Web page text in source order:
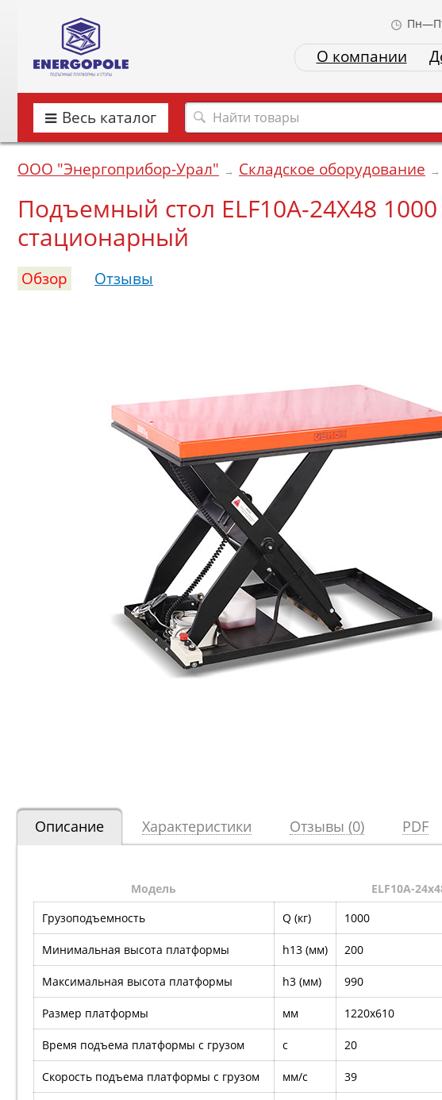
О компании
Весь каталог
ООО "Энергоприбор-Урал" → Складское оборудование →
Подъемный стол ELF10A-24X48 1000
стационарный
Обзор Отзывы
Описание Характеристики Отзывы (0) PDF
Модель
ELF10A-
Грузоподъемность
Q (кг) 1000
Минимальная высота платформы h13 (мм) 200
Максимальная высота платформы h3 (мм) 990
Размер платформы мм 1220x610
Время подъема платформы с грузом с 20
Скорость подъема платформы с грузом мм/с 39